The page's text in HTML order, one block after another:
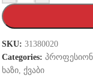
SKU: 31380020
Categories:
ხაზი, ქვაბი